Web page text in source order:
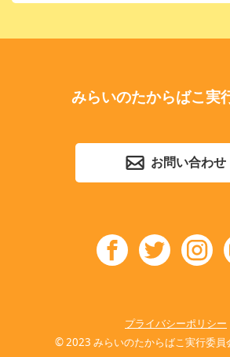
みらいのたからばこ実
お問い合わせ
プライバシーポリシー
© 2023 みらいのたからばこ実行委員